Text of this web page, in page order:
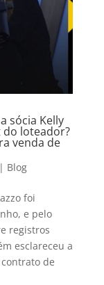
sócia Kelly
do loteador?
venda de
| Blog
foi
e pelo
registros
esclareceu a
de